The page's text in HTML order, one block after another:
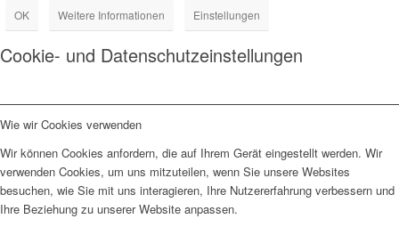
OK Weitere Informationen Einstellungen
Cookie- und Datenschutzeinstellungen
Wie wir Cookies verwenden
Wir können Cookies anfordern, die auf Ihrem Gerät eingestellt werden. Wir
verwenden Cookies, um uns mitzuteilen, wenn Sie unsere Websites
besuchen, wie Sie mit uns interagieren, Ihre Nutzererfahrung verbessern und
Ihre Beziehung zu unserer Website anpassen.